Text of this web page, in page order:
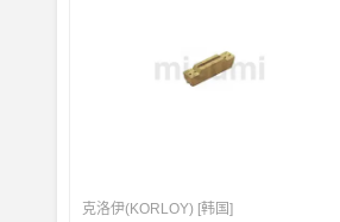
克洛伊(KORLOY) [韩国]